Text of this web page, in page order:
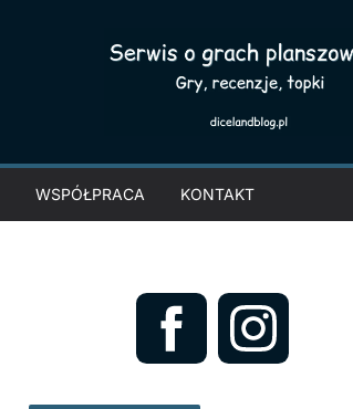
WSPÓŁPRACA KONTAKT